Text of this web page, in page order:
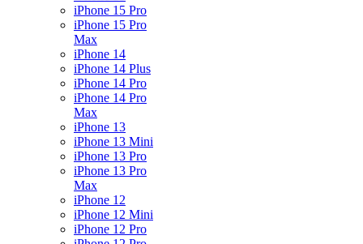
iPhone 15 Pro
iPhone 15 Pro
Max
iPhone 14
iPhone 14 Plus
iPhone 14 Pro
iPhone 14 Pro
Max
iPhone 13
iPhone 13 Mini
iPhone 13 Pro
iPhone 13 Pro
Max
iPhone 12
iPhone 12 Mini
iPhone 12 Pro